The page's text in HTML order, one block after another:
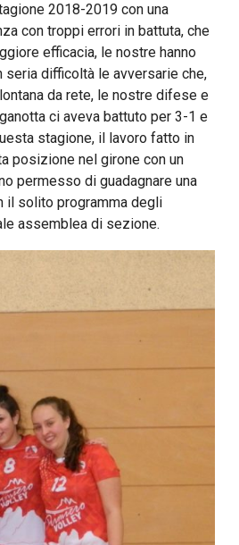
2018-2019 con una
con troppi errori in battuta, che
efficacia, le nostre hanno
difficoltà le avversarie che,
da rete, le nostre difese e
ci aveva battuto per 3-1 e
stagione, il lavoro fatto in
posizione nel girone con un
permesso di guadagnare una
il solito programma degli
assemblea di sezione.